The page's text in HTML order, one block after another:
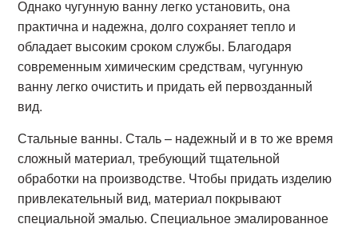
Однако чугунную ванну легко установить, она
практична и надежна, долго сохраняет тепло и
обладает высоким сроком службы. Благодаря
современным химическим средствам, чугунную
ванну легко очистить и придать ей первозданный
вид.
Стальные ванны. Сталь – надежный и в то же время
сложный материал, требующий тщательной
обработки на производстве. Чтобы придать изделию
привлекательный вид, материал покрывают
специальной эмалью. Специальное эмалированное